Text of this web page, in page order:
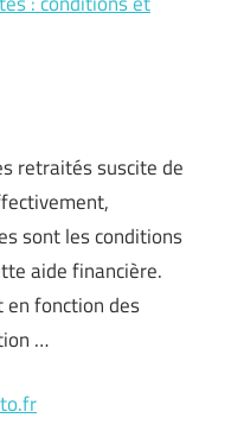
retraités suscite de
sont les conditions
aide financière.
en fonction des
…